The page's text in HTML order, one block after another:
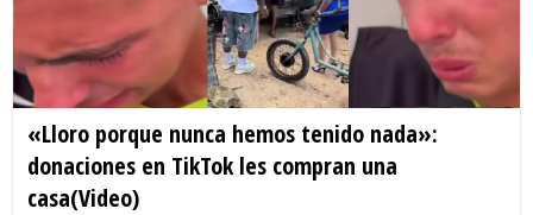
«Lloro porque nunca hemos tenido nada»:
donaciones en TikTok les compran una
casa(Video)